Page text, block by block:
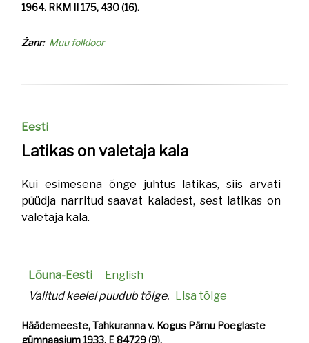
1964. RKM II 175, 430 (16).
Žanr Muu folkloor
Eesti
Latikas on valetaja kala
Kui esimesena õnge juhtus latikas, siis arvati
püüdja narritud saavat kaladest, sest latikas on
valetaja kala.
Lõuna-Eesti
English
Valitud keelel puudub tõlge. Lisa tõlge
Häädemeeste, Tahkuranna v. Kogus Pärnu Poeglaste
gümnaasium 1933. E 84729 (9).